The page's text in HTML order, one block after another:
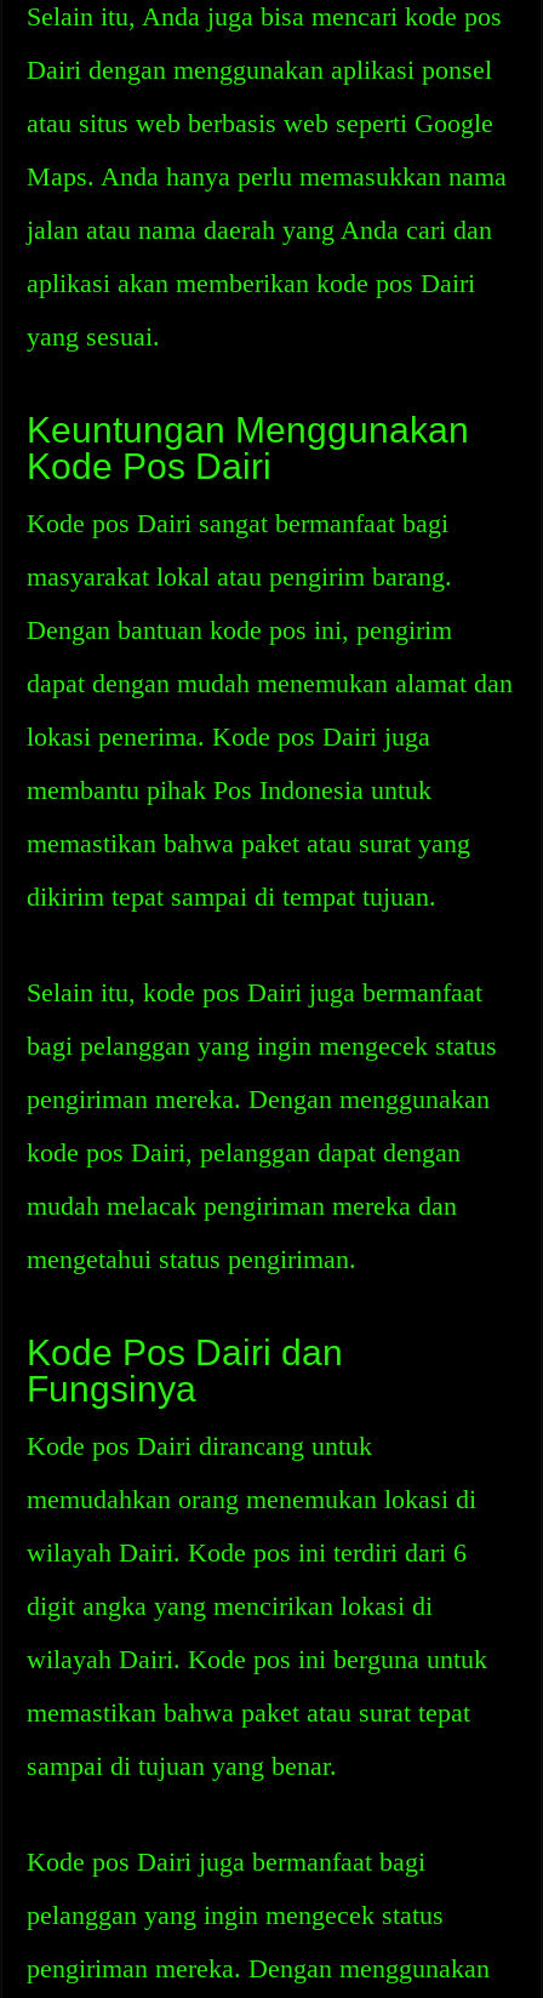
Selain itu, Anda juga bisa mencari kode pos
Dairi dengan menggunakan aplikasi ponsel
atau situs web berbasis web seperti Google
Maps. Anda hanya perlu memasukkan nama
jalan atau nama daerah yang Anda cari dan
aplikasi akan memberikan kode pos Dairi
yang sesuai.
Keuntungan Menggunakan
Kode Pos Dairi
Kode pos Dairi sangat bermanfaat bagi
masyarakat lokal atau pengirim barang.
Dengan bantuan kode pos ini, pengirim
dapat dengan mudah menemukan alamat dan
lokasi penerima. Kode pos Dairi juga
membantu pihak Pos Indonesia untuk
memastikan bahwa paket atau surat yang
dikirim tepat sampai di tempat tujuan.
Selain itu, kode pos Dairi juga bermanfaat
bagi pelanggan yang ingin mengecek status
pengiriman mereka. Dengan menggunakan
kode pos Dairi, pelanggan dapat dengan
mudah melacak pengiriman mereka dan
mengetahui status pengiriman.
Kode Pos Dairi dan
Fungsinya
Kode pos Dairi dirancang untuk
memudahkan orang menemukan lokasi di
wilayah Dairi. Kode pos ini terdiri dari 6
digit angka yang mencirikan lokasi di
wilayah Dairi. Kode pos ini berguna untuk
memastikan bahwa paket atau surat tepat
sampai di tujuan yang benar.
Kode pos Dairi juga bermanfaat bagi
pelanggan yang ingin mengecek status
pengiriman mereka. Dengan menggunakan